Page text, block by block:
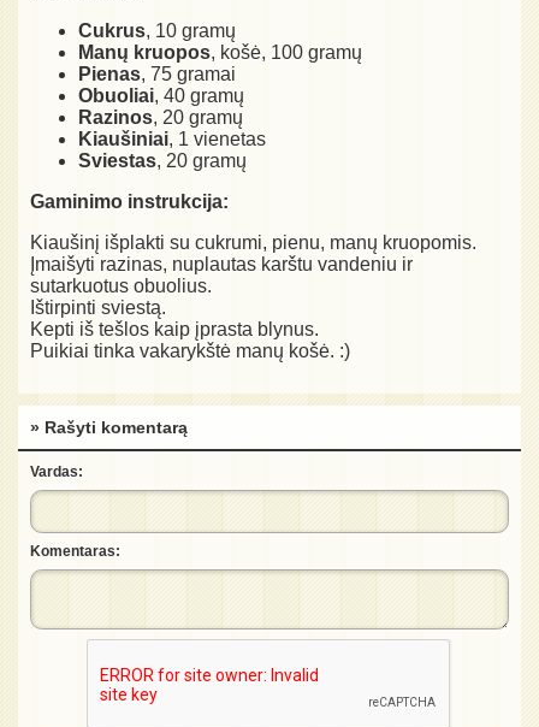
Cukrus, 10 gramų
Manų kruopos, košė, 100 gramų
Pienas, 75 gramai
Obuoliai, 40 gramų
Razinos, 20 gramų
Kiaušiniai, 1 vienetas
Sviestas, 20 gramų
Gaminimo instrukcija:
Kiaušinį išplakti su cukrumi, pienu, manų kruopomis.
Įmaišyti razinas, nuplautas karštu vandeniu ir
sutarkuotus obuolius.
Ištirpinti sviestą.
Kepti iš tešlos kaip įprasta blynus.
Puikiai tinka vakarykštė manų košė. :)
» Rašyti komentarą
Vardas:
Komentaras: